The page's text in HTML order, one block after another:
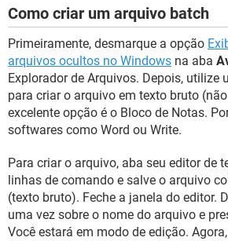
Como criar um arquivo batch
Primeiramente, desmarque a opção
arquivos ocultos no Windows na aba
Explorador de Arquivos. Depois, utilize
para criar o arquivo em texto bruto
excelente opção é o Bloco de Notas.
softwares como Word ou Write.
Para criar o arquivo, aba seu editor de
linhas de comando e salve o arquivo
(texto bruto). Feche a janela do editor.
uma vez sobre o nome do arquivo e
Você estará em modo de edição.